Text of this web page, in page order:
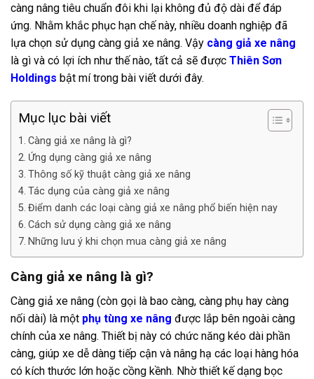
càng nâng tiêu chuẩn đôi khi lại không đủ độ dài để đáp
ứng. Nhằm khắc phục hạn chế này, nhiều doanh nghiệp đã
lựa chọn sử dụng càng giả xe nâng. Vậy càng giả xe nâng
là gì và có lợi ích như thế nào, tất cả sẽ được Thiên Sơn
Holdings bật mí trong bài viết dưới đây.
Mục lục bài viết
Càng giả xe nâng là gì?
Ứng dụng càng giả xe nâng
Thông số kỹ thuật càng giả xe nâng
Tác dụng của càng giả xe nâng
Điểm danh các loại càng giả xe nâng phổ biến hiện nay
Cách sử dụng càng giả xe nâng
Những lưu ý khi chọn mua càng giả xe nâng
Càng giả xe nâng là gì?
Càng giả xe nâng (còn gọi là bao càng, càng phụ hay càng
nối dài) là một phụ tùng xe nâng được lắp bên ngoài càng
chính của xe nâng. Thiết bị này có chức năng kéo dài phần
càng, giúp xe dễ dàng tiếp cận và nâng hạ các loại hàng hóa
có kích thước lớn hoặc cồng kềnh. Nhờ thiết kế dạng bọc